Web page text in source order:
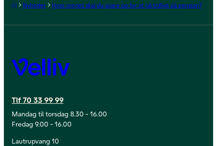
Forside
Nyheder Hvor meget skal du spare op for at gå tidligt på pension?
Velliv
Tlf 70 33 99 99
Mandag til torsdag 8.30 - 16.00
Fredag 9.00 - 16.00
Lautrupvang 10